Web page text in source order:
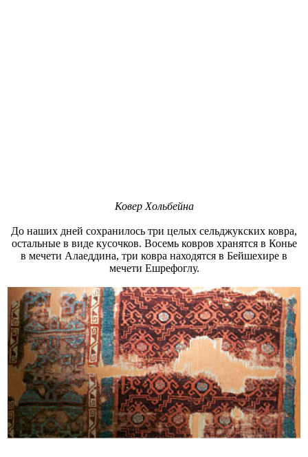
Ковер Хольбейна
До наших дней сохранилось три целых сельджукских ковра,
остальные в виде кусочков. Восемь ковров хранятся в Конье
в мечети Алаеддина, три ковра находятся в Бейшехире в
мечети Ешрефоглу.